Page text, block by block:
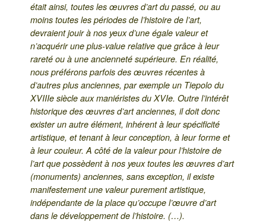
était ainsi, toutes les œuvres d’art du passé, ou au
moins toutes les périodes de l’histoire de l’art,
devraient jouir à nos yeux d’une égale valeur et
n’acquérir une plus-value relative que grâce à leur
rareté ou à une ancienneté supérieure. En réalité,
nous préférons parfois des œuvres récentes à
d’autres plus anciennes, par exemple un Tiepolo du
XVIIIe siècle aux maniéristes du XVIe. Outre l’intérêt
historique des œuvres d’art anciennes, il doit donc
exister un autre élément, inhérent à leur spécificité
artistique, et tenant à leur conception, à leur forme et
à leur couleur. A côté de la valeur pour l’histoire de
l’art que possèdent à nos yeux toutes les œuvres d’art
(monuments) anciennes, sans exception, il existe
manifestement une valeur purement artistique,
indépendante de la place qu’occupe l’œuvre d’art
dans le développement de l’histoire. (…).